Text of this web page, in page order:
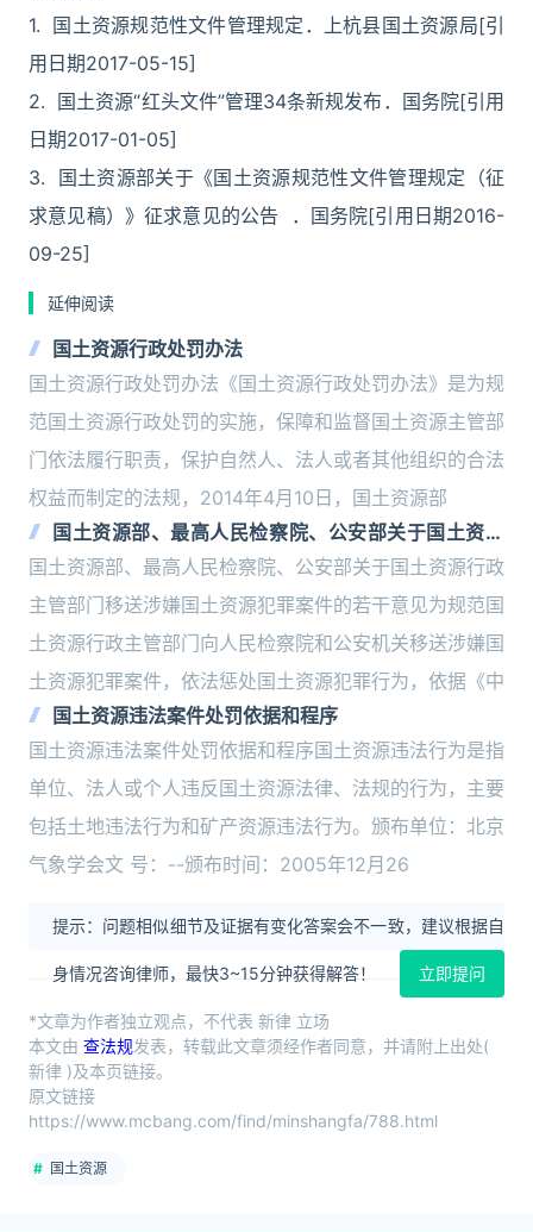
1. 国土资源规范性文件管理规定．上杭县国土资源局[引
用日期2017-05-15]
2. 国土资源“红头文件”管理34条新规发布．国务院[引用
日期2017-01-05]
3. 国土资源部关于《国土资源规范性文件管理规定（征
求意见稿）》征求意见的公告 ．国务院[引用日期2016-
09-25]
延伸阅读
国土资源行政处罚办法
国土资源行政处罚办法《国土资源行政处罚办法》是为规
范国土资源行政处罚的实施，保障和监督国土资源主管部
门依法履行职责，保护自然人、法人或者其他组织的合法
权益而制定的法规，2014年4月10日，国土资源部
国土资源部、最高人民检察院、公安部关于国土资源
行政主管部门移送涉嫌国土资源犯罪案件的若干意见
国土资源部、最高人民检察院、公安部关于国土资源行政
主管部门移送涉嫌国土资源犯罪案件的若干意见为规范国
土资源行政主管部门向人民检察院和公安机关移送涉嫌国
土资源犯罪案件，依法惩处国土资源犯罪行为，依据《中
国土资源违法案件处罚依据和程序
国土资源违法案件处罚依据和程序国土资源违法行为是指
单位、法人或个人违反国土资源法律、法规的行为，主要
包括土地违法行为和矿产资源违法行为。颁布单位：北京
气象学会文 号：--颁布时间：2005年12月26
提示：问题相似细节及证据有变化答案会不一致，建议根据自
身情况咨询律师，最快3~15分钟获得解答！ 立即提问
*文章为作者独立观点，不代表 新律 立场
本文由 查法规发表，转载此文章须经作者同意，并请附上出处(
新律 )及本页链接。
原文链接
https://www.mcbang.com/find/minshangfa/788.html
国土资源